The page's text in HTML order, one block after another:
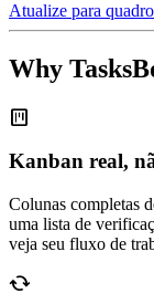
Atualize para
Why
view_kanban
Kanban real,
Colunas completas
uma lista de
veja seu fluxo de
cached